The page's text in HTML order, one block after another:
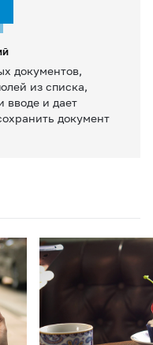
документов,
из списка,
вводе и дает
документ